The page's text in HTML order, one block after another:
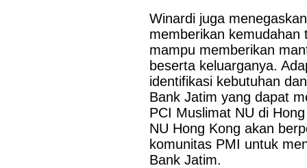
Winardi juga
memberikan kemudahan
mampu memberikan
beserta keluarganya.
identifikasi kebutuhan
Bank Jatim yang dapat
PCI Muslimat NU di
NU Hong Kong akan
komunitas PMI untuk
Bank Jatim.